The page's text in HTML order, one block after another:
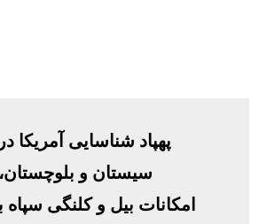
پهپاد شناسایی آمریکا
سیستان و
امکانات بیل و کلنگی